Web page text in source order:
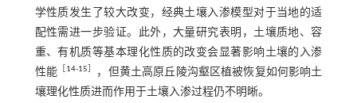
学性质发生了较大改变，经典土壤入渗模型对于当地的适
配性需进一步验证。此外，大量研究表明，土壤质地、容
重、有机质等基本理化性质的改变会显著影响土壤的入渗
性能［ 14-15
，但黄土高原丘陵沟壑区植被恢复如何影响土
壤理化性质进而作用于土壤入渗过程仍不明晰。